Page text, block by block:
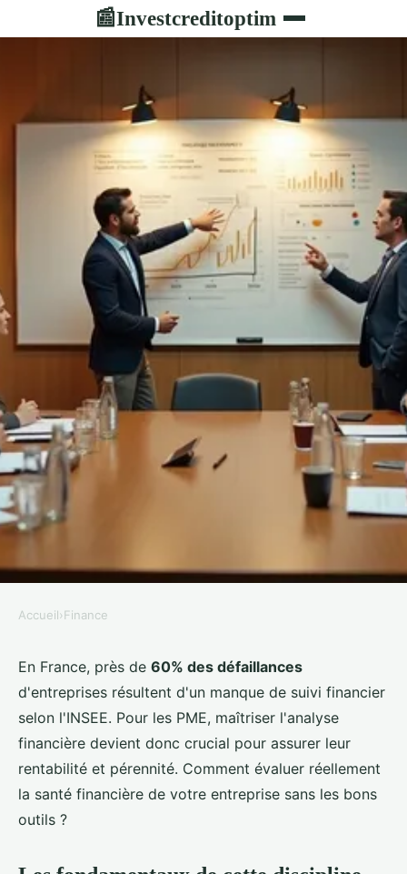
📰Investcreditoptim
Maîtrisez l'analyse financière
pour faire prospérer votre PME
Victoria•23 novembre 2025•7 min de lecture
Accueil›Finance
En France, près de 60% des défaillances
d'entreprises résultent d'un manque de suivi financier
selon l'INSEE. Pour les PME, maîtriser l'analyse
financière devient donc crucial pour assurer leur
rentabilité et pérennité. Comment évaluer réellement
la santé financière de votre entreprise sans les bons
outils ?